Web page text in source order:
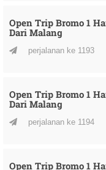
Open Trip Bromo 1
Dari Malang
perjalanan ke 1193
Open Trip Bromo 1
Dari Malang
perjalanan ke 1194
Open Trip Bromo 1